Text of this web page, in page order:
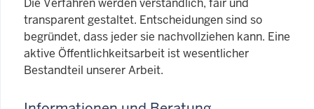
transparent gestaltet. Entscheidungen sind so
begründet, dass jeder sie nachvollziehen kann. Eine
aktive Öffentlichkeitsarbeit ist wesentlicher
Bestandteil unserer Arbeit.